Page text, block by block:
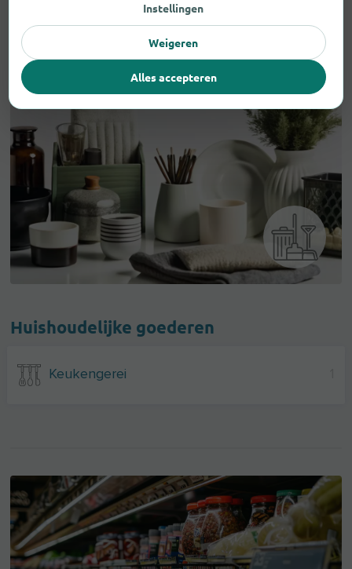
Huishoudelijke goederen
Keukengerei
Instellingen
Weigeren
Alles accepteren